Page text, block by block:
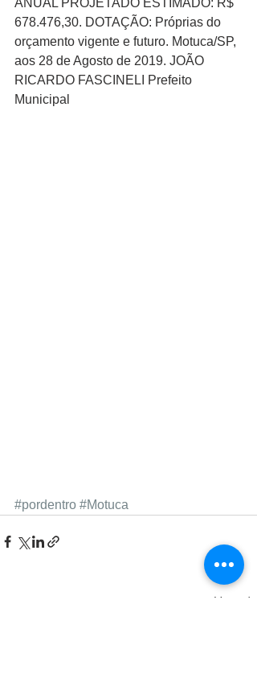
ANUAL PROJETADO ESTIMADO: R$
678.476,30. DOTAÇÃO: Próprias do
orçamento vigente e futuro. Motuca/SP,
aos 28 de Agosto de 2019. JOÃO
RICARDO FASCINELI Prefeito
Municipal
#pordentro #Motuca
Ver tudo